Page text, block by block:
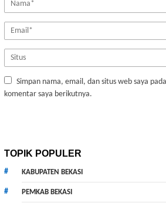
Simpan nama, email, dan situs web saya
komentar saya berikutnya.
TOPIK POPULER
KABUPATEN BEKASI
PEMKAB BEKASI